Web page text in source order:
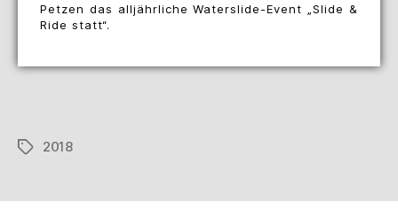
Petzen das alljährliche Waterslide-Event „Slide &
Ride statt“.
2018